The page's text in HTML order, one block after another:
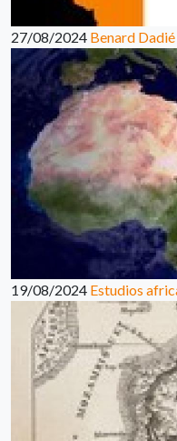
27/08/2024 Benard Dadié
19/08/2024 Estudios